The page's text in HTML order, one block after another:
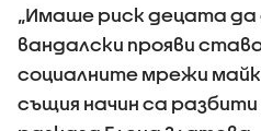
„Имаше риск децата да
вандалски прояви
социалните мрежи
същия начин са разбити